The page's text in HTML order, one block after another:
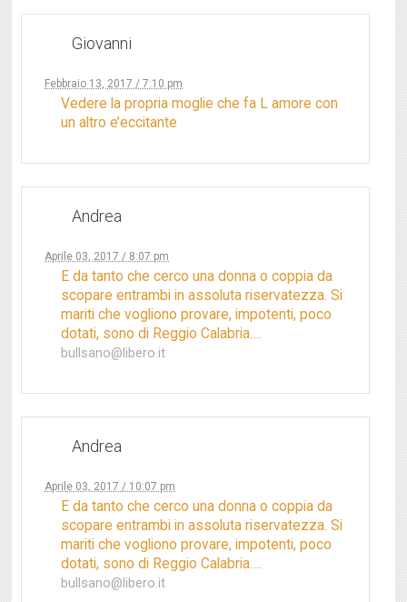
Giovanni
Febbraio 13, 2017 / 7:10 pm
Vedere la propria moglie che fa L amore con
un altro e’eccitante
Andrea
Aprile 03, 2017 / 8:07 pm
E da tanto che cerco una donna o coppia da
scopare entrambi in assoluta riservatezza. Si
mariti che vogliono provare, impotenti, poco
dotati, sono di Reggio Calabria….
bullsano@libero.it
Andrea
Aprile 03, 2017 / 10:07 pm
E da tanto che cerco una donna o coppia da
scopare entrambi in assoluta riservatezza. Si
mariti che vogliono provare, impotenti, poco
dotati, sono di Reggio Calabria….
bullsano@libero.it